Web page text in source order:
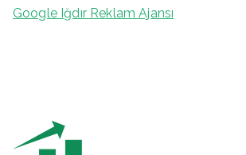
Google Iğdır Reklam Ajansı